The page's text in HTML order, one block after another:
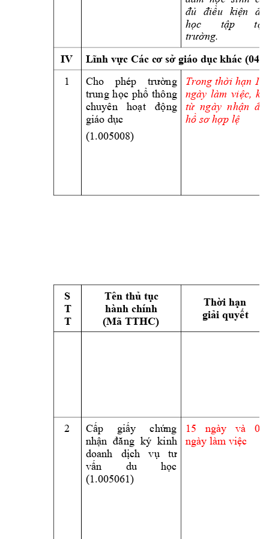
đủ điều kiện
để
học
tập tại
trường.
IV Lĩnh vực Các cơ sở giáo dục khác (04
1 Cho phép
trường
trung học phổ thông
chuyên
hoạt động
giáo dục
(1.005008)
Trong thời hạn 1
ngày làm việc, kể
từ  ngày  nhận  đủ
hồ sơ hợp lệ
S
T
T
Tên thủ tục
hành chính
(Mã TTHC)
Thời hạn
giải quyết
2 Cấp giấy
chứng
nhận đăng ký kinh
doanh
dịch vụ
tư
vấn
du học
(1.005061)
15 ngày và 05
ngày làm việc